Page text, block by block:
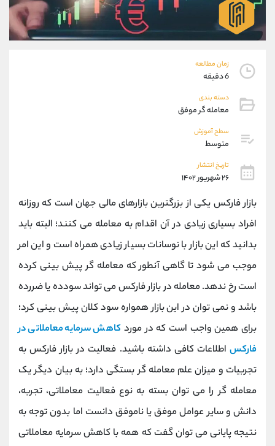
زمان مطالعه
6 دقیقه
دسته بندی
معامله گر موفق
سطح آموزش
متوسط
تاریخ انتشار
۲۶ شهریور ۱۴۰۲
بازار فارکس یکی از بزرگترین بازارهای مالی جهان است که روزانه
افراد بسیاری زیادی در آن اقدام به معامله می کنند؛ البته باید
بدانید که این بازار با نوسانات بسیار زیادی همراه است و این امر
موجب می شود تا گاهی آنطور که معامله گر پیش بینی کرده
است رخ ندهد. معامله در بازار فارکس می تواند سودده یا ضررده
باشد و نمی توان در این بازار همواره سود کلان پیش بینی کرد؛
برای همین واجب است که در مورد کاهش سرمایه معاملاتی در
فارکس اطلاعات کافی داشته باشید. فعالیت در بازار فارکس به
تجربیات و میزان علم معامله گر بستگی دارد؛ به بیان دیگر یک
معامله گر را می توان بسته به نوع فعالیت معاملاتی، تجربه،
دانش و سایر عوامل موفق یا ناموفق دانست اما بدون توجه به
نتیجه پایانی می توان گفت که همه با کاهش سرمایه معاملاتی
09194198792
واتساپ شروع گفتگو
تلگرام @Armteam_admin_33
پشتیبان فروش
موبایل
اطلاعات تماس (دفتر فروش)
تلفن 021-22021030
021-22021040
بدون پیش شماره
اینستاگرام @alireza.mehrabii
کانال تلگرام @alirezamehrabi_com
@alirezamehrabi_official